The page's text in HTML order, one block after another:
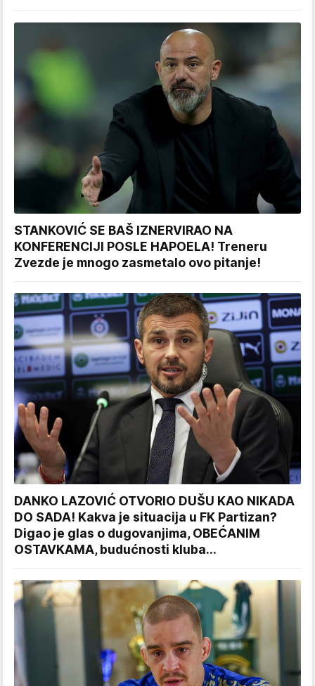
STANKOVIĆ SE BAŠ IZNERVIRAO NA
KONFERENCIJI POSLE HAPOELA! Treneru
Zvezde je mnogo zasmetalo ovo pitanje!
DANKO LAZOVIĆ OTVORIO DUŠU KAO NIKADA
DO SADA! Kakva je situacija u FK Partizan?
Digao je glas o dugovanjima, OBEĆANIM
OSTAVKAMA, budućnosti kluba...